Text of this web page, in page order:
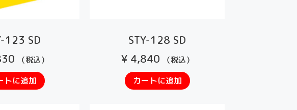
123 SD
（税込）
トに追加
STY-128 SD
¥4,840 （税込）
カートに追加